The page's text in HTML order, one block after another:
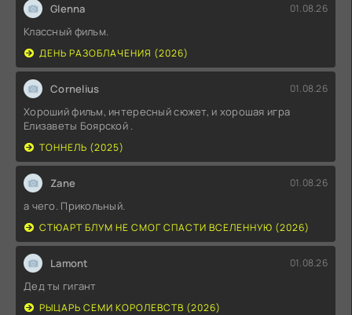
Glenna 01.08.26
Классный фильм.
ДЕНЬ РАЗОБЛАЧЕНИЯ (2026)
Cornelius 01.08.26
Хороший фильм, интересный сюжет, и хорошая игра
Елизаветы Боярской .
ТОННЕЛЬ (2025)
Zane 01.08.26
а чего. Прикольный.
СТЮАРТ БЛУМ НЕ СМОГ СПАСТИ ВСЕЛЕННУЮ (2026)
Lamont 01.08.26
Дед ты гигант
РЫЦАРЬ СЕМИ КОРОЛЕВСТВ (2026)